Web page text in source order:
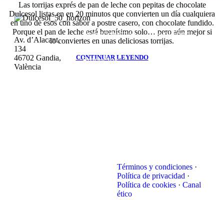
Las torrijas exprés de pan de leche con pepitas de chocolate
Dulcesol listas en en 20 minutos que convierten un día cualquiera
en uno de esos con sabor a postre casero, con chocolate fundido.
Porque el pan de leche está buenísimo solo… pero aún mejor si
lo conviertes en unas deliciosas torrijas.
CONTINUAR LEYENDO
Av. d’Alacant,
134
46702 Gandia,
València
Nuestra historia
Filosofía
Productos
Vicky Foods
Distribuidores –
Términos y condiciones ·
Política de privacidad ·
Política de cookies · Canal
ético